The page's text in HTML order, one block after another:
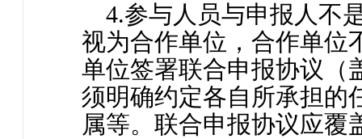
4.参与人员与申报人不
视为合作单位，合作单位
单位签署联合申报协议（
须明确约定各自所承担的
属等。联合申报协议应覆